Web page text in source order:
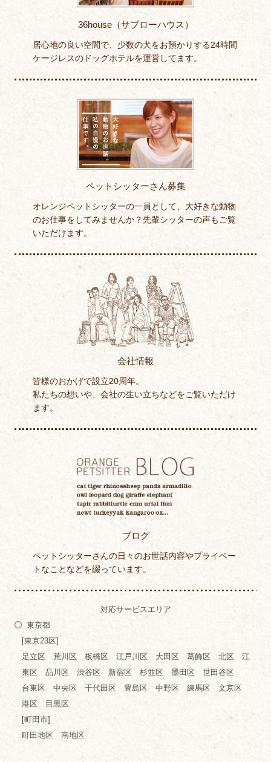
36house（サブローハウス）
居心地の良い空間で、少数の犬をお預かりする24時間
ケージレスのドッグホテルを運営してます。
ペットシッターさん募集
オレンジペットシッターの一員として、大好きな動物
のお仕事をしてみませんか？先輩シッターの声もご覧
いただけます。
会社情報
皆様のおかげで設立20周年。
私たちの想いや、会社の生い立ちなどをご覧いただけ
ます。
ブログ
ペットシッターさんの日々のお世話内容やプライベー
トなことなどを綴っています。
対応サービスエリア
東京都
[東京23区]
足立区 荒川区 板橋区 江戸川区 大田区 葛飾区 北区 江
東区 品川区 渋谷区 新宿区 杉並区 墨田区 世田谷区
台東区 中央区 千代田区 豊島区 中野区 練馬区 文京区
港区 目黒区
[町田市]
町田地区 南地区